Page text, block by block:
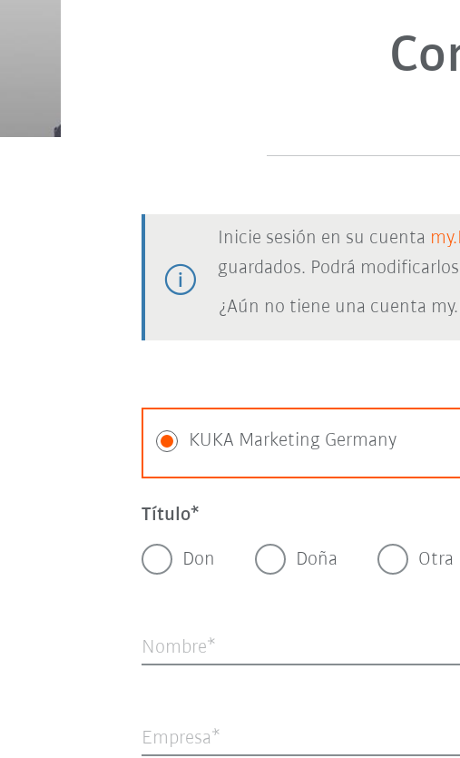
Inicie sesión en su cuenta
guardados. Podrá
¿Aún no tiene una cuenta
KUKA Marketing Germany
Título
Don Doña Otra
Nombre
Empresa